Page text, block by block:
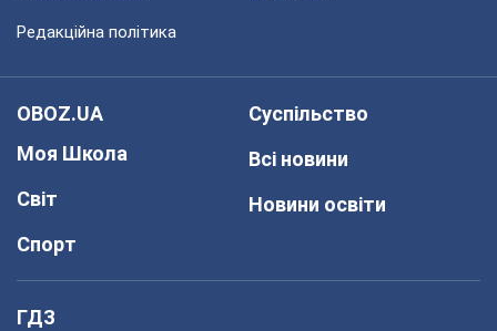
Редакційна політика
OBOZ.UA
Моя Школа
Світ
Спорт
Суспільство
Всі новини
Новини освіти
ГДЗ